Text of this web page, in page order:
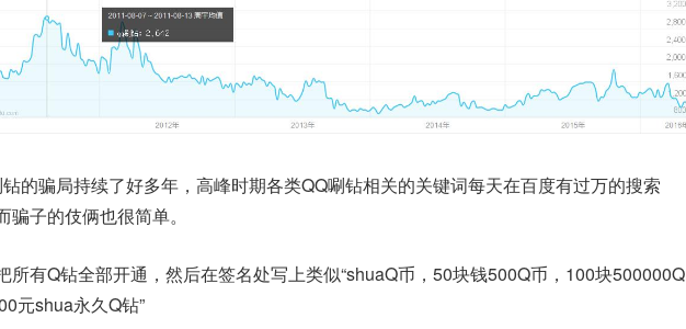
的骗局持续了好多年，高峰时期各类QQ唰钻相关的关键词每天在百度有过万的搜索
骗子的伎俩也很简单。
所有Q钻全部开通，然后在签名处写上类似“shuaQ币，50块钱500Q币，100块500000Q
元shua永久Q钻”